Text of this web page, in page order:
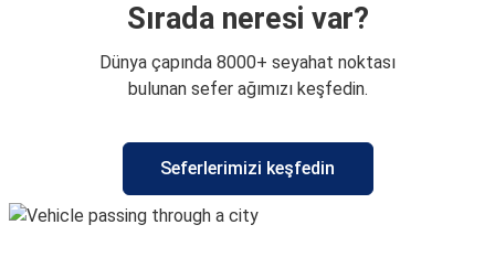
Sırada neresi var?
Dünya çapında 8000+ seyahat noktası
bulunan sefer ağımızı keşfedin.
Seferlerimizi keşfedin